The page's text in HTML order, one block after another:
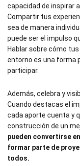
capacidad de inspirar
Compartir tus
sea de manera
puede ser el impulso
Hablar sobre cómo
entorno es una forma
participar.
Además, celebra y
Cuando destacas el
cada aporte cuenta y
construcción de un
pueden convertirse
formar parte de
todos.